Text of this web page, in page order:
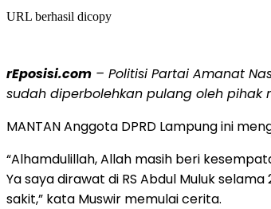
URL berhasil dicopy
rEposisi.com – Politisi Partai Amanat
sudah diperbolehkan pulang oleh pihak
MANTAN Anggota DPRD Lampung ini
“Alhamdulillah, Allah masih beri
Ya saya dirawat di RS Abdul Muluk
sakit,” kata Muswir memulai cerita.